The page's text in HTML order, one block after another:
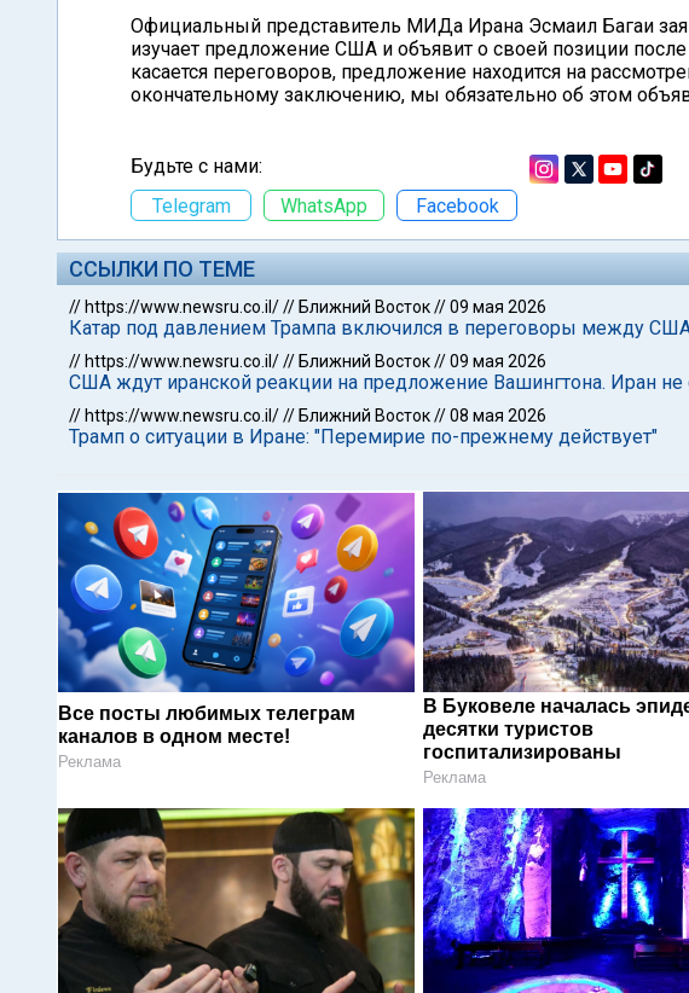
Официальный представитель МИДа Ирана Эсмаил Багаи
изучает предложение США и объявит о своей позиции
касается переговоров, предложение находится на
окончательному заключению, мы обязательно об этом
Будьте с нами:
Telegram
WhatsApp Facebook
ССЫЛКИ ПО ТЕМЕ
// https://www.newsru.co.il/// Ближний Восток//09 мая 2026
Катар под давлением Трампа включился в переговоры между
// https://www.newsru.co.il/// Ближний Восток//09 мая 2026
США ждут иранской реакции на предложение Вашингтона. Иран не
// https://www.newsru.co.il/// Ближний Восток//08 мая 2026
Трамп о ситуации в Иране: "Перемирие по-прежнему действует"
Все посты любимых телеграм
каналов в одном месте!
Реклама
В Буковеле началась
десятки туристов
госпитализированы
Реклама